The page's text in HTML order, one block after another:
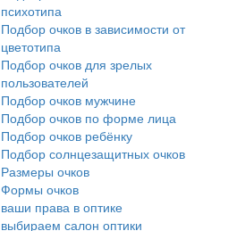
психотипа
Подбор очков в зависимости от
цветотипа
Подбор очков для зрелых
пользователей
Подбор очков мужчине
Подбор очков по форме лица
Подбор очков ребёнку
Подбор солнцезащитных очков
Размеры очков
Формы очков
ваши права в оптике
выбираем салон оптики